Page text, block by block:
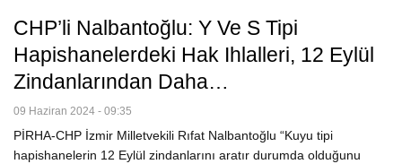
CHP’li Nalbantoğlu: Y Ve S Tipi
Hapishanelerdeki Hak Ihlalleri, 12 Eylül
Zindanlarından Daha…
09 Haziran 2024 - 09:35
PİRHA-CHP İzmir Milletvekili Rıfat Nalbantoğlu “Kuyu tipi
hapishanelerin 12 Eylül zindanlarını aratır durumda olduğunu